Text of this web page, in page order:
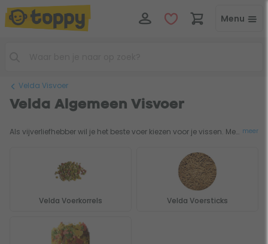
Menu
Velda Visvoer
Velda Algemeen Visvoer
Als vijverliefhebber wil je het beste voer kiezen voor je vissen. Met Velda visvoer heb je een ruime keuze uit voerkorrels, voersticks en voervlokken. Zo kun je een voer kiezen dat bij je vissen past. Of het nu gaat om visvoer, koivover of steurvoer, meer
Velda Voerkorrels Velda Voersticks